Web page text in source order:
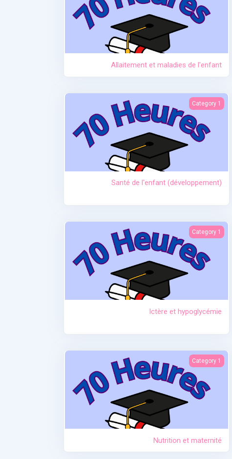
Allaitement et maladies de l'enfant
Santé de l'enfant (développement)
Category 1
Santé de l'enfant (développement)
Ictère et hypoglycémie
Category 1
Ictère et hypoglycémie
Nutrition et maternité
Category 1
Nutrition et maternité